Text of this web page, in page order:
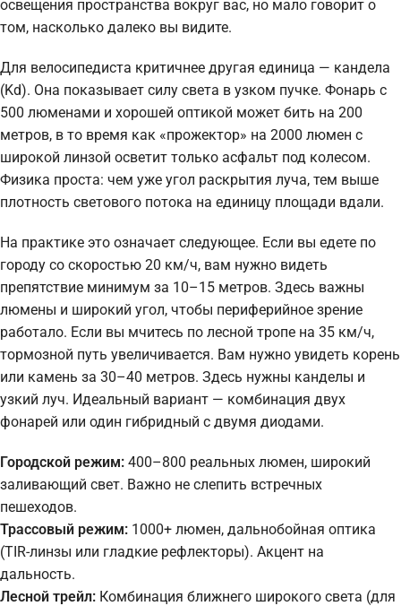
освещения пространства вокруг вас, но мало говорит о
том, насколько далеко вы видите.
Для велосипедиста критичнее другая единица — кандела
(Kd). Она показывает силу света в узком пучке. Фонарь с
500 люменами и хорошей оптикой может бить на 200
метров, в то время как «прожектор» на 2000 люмен с
широкой линзой осветит только асфальт под колесом.
Физика проста: чем уже угол раскрытия луча, тем выше
плотность светового потока на единицу площади вдали.
На практике это означает следующее. Если вы едете по
городу со скоростью 20 км/ч, вам нужно видеть
препятствие минимум за 10–15 метров. Здесь важны
люмены и широкий угол, чтобы периферийное зрение
работало. Если вы мчитесь по лесной тропе на 35 км/ч,
тормозной путь увеличивается. Вам нужно увидеть корень
или камень за 30–40 метров. Здесь нужны канделы и
узкий луч. Идеальный вариант — комбинация двух
фонарей или один гибридный с двумя диодами.
Городской режим: 400–800 реальных люмен, широкий
заливающий свет. Важно не слепить встречных
пешеходов.
Трассовый режим: 1000+ люмен, дальнобойная оптика
(TIR-линзы или гладкие рефлекторы). Акцент на
дальность.
Лесной трейл: Комбинация ближнего широкого света (для